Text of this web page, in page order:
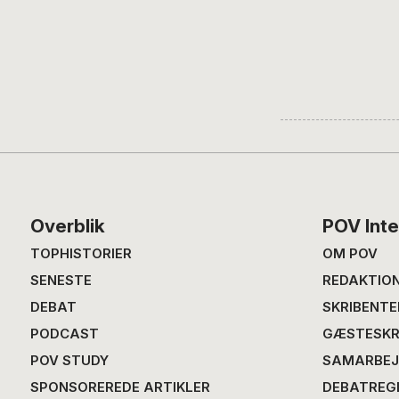
Footer
Overblik
TOPHISTORIER
SENESTE
DEBAT
PODCAST
POV STUDY
SPONSOREREDE ARTIKLER
POV
OM POV